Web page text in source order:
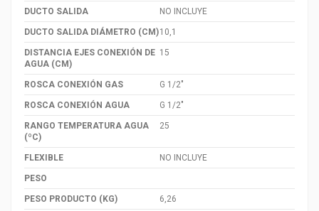
DUCTO SALIDA NO INCLUYE
DUCTO SALIDA DIÁMETRO (CM)10,1
DISTANCIA EJES CONEXIÓN DE
AGUA (CM)
15
ROSCA CONEXIÓN GAS G 1/2"
ROSCA CONEXIÓN AGUA G 1/2"
RANGO TEMPERATURA AGUA
(ºC)
25
FLEXIBLE NO INCLUYE
PESO
PESO PRODUCTO (KG) 6,26